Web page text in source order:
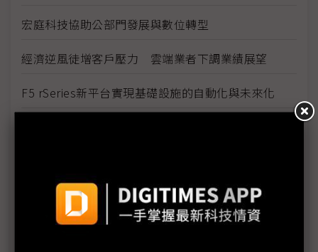
宏庭科技協助公部門發展與數位轉型
經濟逆風徒增客戶壓力 雲端業者下調業績展望
F5 rSeries新平台實現基礎設施的自動化與未來化
SEMICON Taiwan首度推出全球汽車晶片高峰論壇
攜手經濟部鏈結台灣及全球車用半導體與汽車產業生